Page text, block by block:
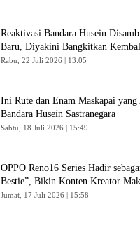
Reaktivasi Bandara Husein
Baru, Diyakini Bangkitkan
Rabu, 22 Juli 2026 | 13:05
Ini Rute dan Enam Maskapai
Bandara Husein Sastranegara
Sabtu, 18 Juli 2026 | 15:49
OPPO Reno16 Series Hadir
Bestie”, Bikin Konten Kreator
Jumat, 17 Juli 2026 | 15:58